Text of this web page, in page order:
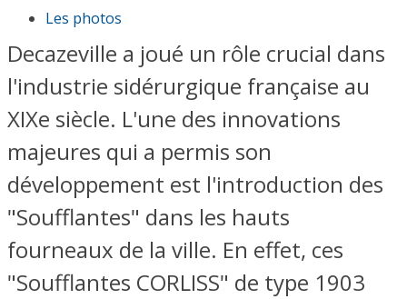
Les photos
Decazeville a joué un rôle crucial dans
l'industrie sidérurgique française au
XIXe siècle. L'une des innovations
majeures qui a permis son
développement est l'introduction des
"Soufflantes" dans les hauts
fourneaux de la ville. En effet, ces
"Soufflantes CORLISS" de type 1903